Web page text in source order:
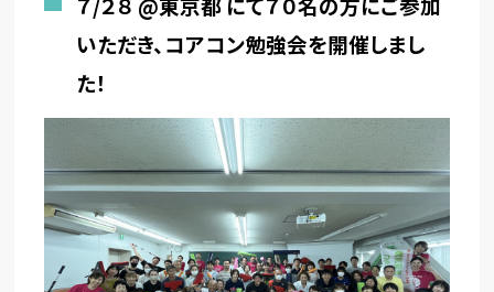
いただき、 コアコン勉強会を開催しまし
た！